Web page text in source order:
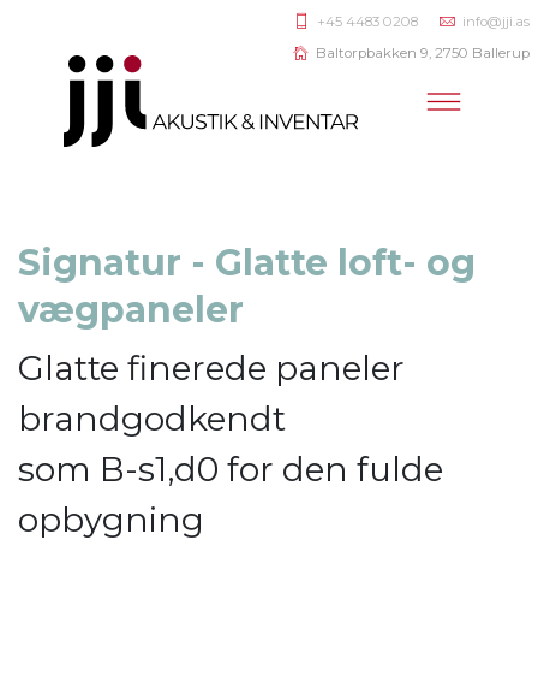
+45 4483 0208
info@jji.as
Baltorpbakken 9, 2750 Ballerup
Signatur - Glatte loft- og
vægpaneler
Glatte finerede paneler
brandgodkendt
som B-s1,d0 for den fulde
opbygning